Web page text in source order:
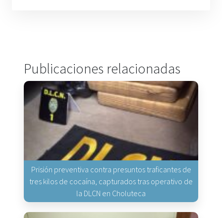
Publicaciones relacionadas
Prisión preventiva contra presuntos traficantes de
tres kilos de cocaína, capturados tras operativo de
la DLCN en Choluteca